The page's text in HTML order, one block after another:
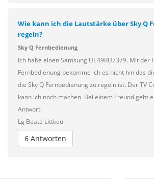
Wie kann ich die Lautstärke über Sky Q
regeln?
Sky Q Fernbedienung
Ich habe einen Samsung UE49RU7379. Mit der
Fernbedienung bekomme ich es nicht hin das
die Sky Q Fernbedienung zu regeln ist. Der TV
kann ich noch machen. Bei einem Freund geht
Antwort.
Lg Beate Littkau
6 Antworten